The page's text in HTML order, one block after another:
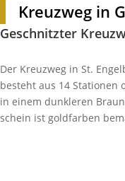
Kreuzweg in
Geschnitzter
Der Kreuzweg in St.
besteht aus 14 Stationen
in einem dunk­leren
schein ist gold­farben